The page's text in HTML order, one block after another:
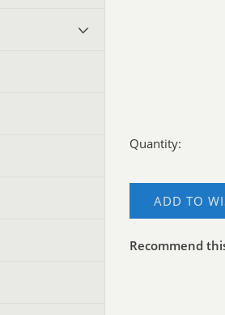
Quantity:
ADD TO
Recommend